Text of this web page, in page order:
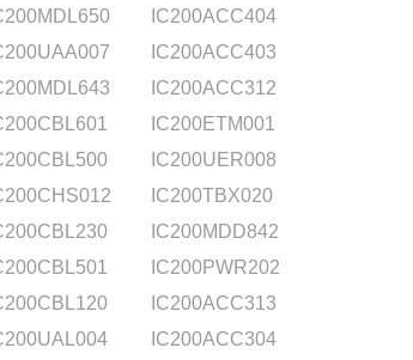
IC200ACC404
IC200ACC403
IC200ACC312
IC200ETM001
IC200UER008
IC200TBX020
IC200MDD842
IC200PWR202
IC200ACC313
IC200ACC304